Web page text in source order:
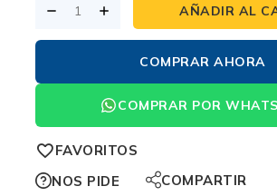
AÑADIR AL
COMPRAR AHORA
COMPRAR POR
FAVORITOS
NOS PIDE
COMPARTIR